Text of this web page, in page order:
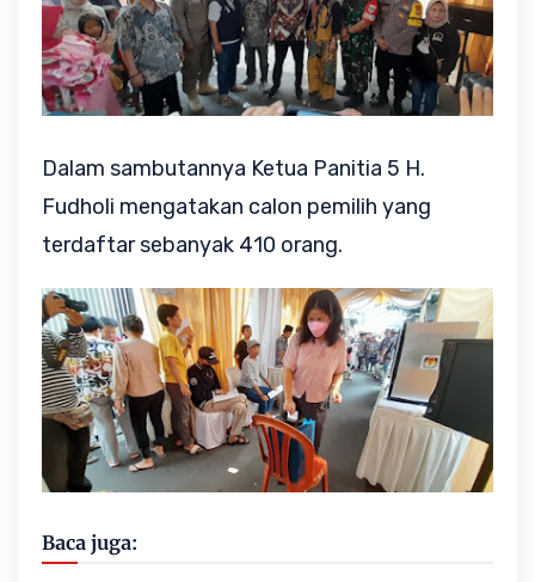
Dalam sambutannya Ketua Panitia 5 H.
Fudholi mengatakan calon pemilih yang
terdaftar sebanyak 410 orang.
Baca juga: